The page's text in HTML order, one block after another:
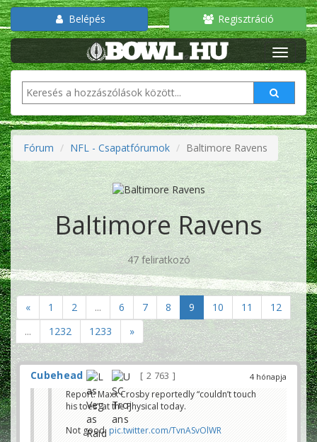
Belépés Regisztráció
Fórum NFL - Csapatfórumok Baltimore Ravens
Baltimore Ravens
47 feliratkozó
« 1 2 ... 6 7 8 9 10 11
12
...
1232 1233 »
4 hónapja
Cubehead
2 763
Report: Maxx Crosby reportedly “couldn’t touch
his toes” at the Physical today.
Not good. pic.twitter.com/TvnASvOlWR